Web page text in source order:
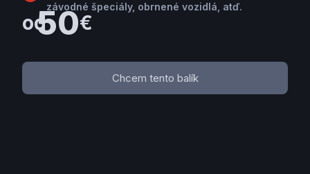
závodné špeciály, obrnené vozidlá, atď.
od50€
Chcem tento balík